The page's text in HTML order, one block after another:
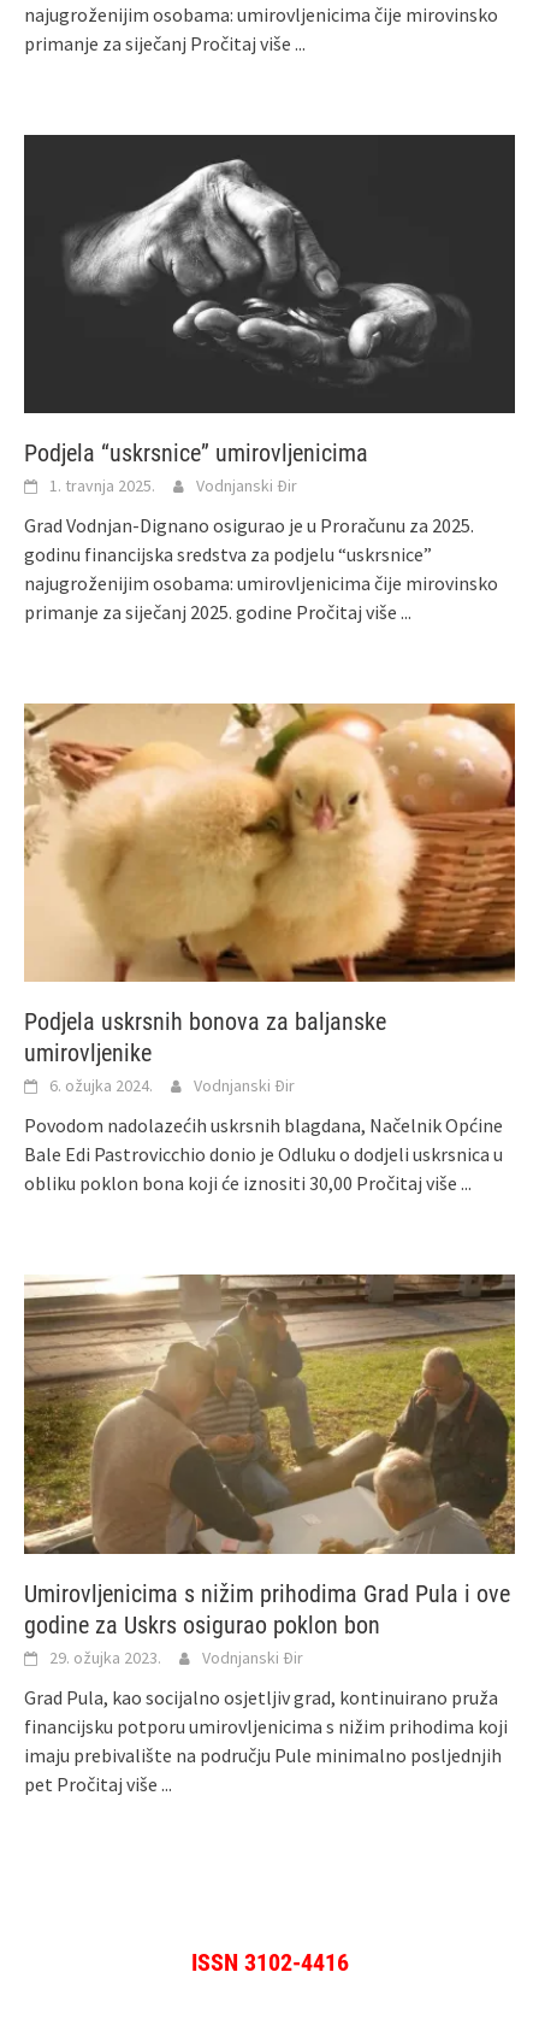
najugroženijim osobama: umirovljenicima čije mirovinsko
primanje za siječanj Pročitaj više ...
Podjela “uskrsnice” umirovljenicima
1. travnja 2025. Vodnjanski Đir
Grad Vodnjan-Dignano osigurao je u Proračunu za 2025.
godinu financijska sredstva za podjelu “uskrsnice”
najugroženijim osobama: umirovljenicima čije mirovinsko
primanje za siječanj 2025. godine Pročitaj više ...
Podjela uskrsnih bonova za baljanske
umirovljenike
6. ožujka 2024. Vodnjanski Đir
Povodom nadolazećih uskrsnih blagdana, Načelnik Općine
Bale Edi Pastrovicchio donio je Odluku o dodjeli uskrsnica u
obliku poklon bona koji će iznositi 30,00 Pročitaj više ...
Umirovljenicima s nižim prihodima Grad Pula i ove
godine za Uskrs osigurao poklon bon
29. ožujka 2023. Vodnjanski Đir
Grad Pula, kao socijalno osjetljiv grad, kontinuirano pruža
financijsku potporu umirovljenicima s nižim prihodima koji
imaju prebivalište na području Pule minimalno posljednjih
pet Pročitaj više ...
ISSN 3102-4416